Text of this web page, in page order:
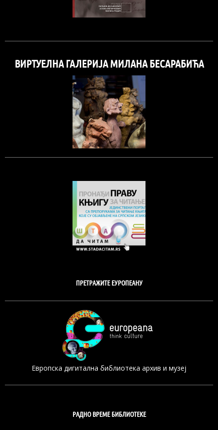
ВИРТУЕЛНА ГАЛЕРИЈА МИЛАНА БЕСАРАБИЋА
ПРЕТРАЖИТЕ ЕУРОПЕАНУ
Европска дигитална библиотека архив и музеј
РАДНО ВРЕМЕ БИБЛИОТЕКЕ